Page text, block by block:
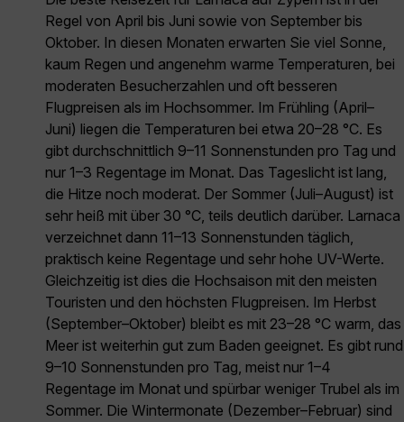
Regel von April bis Juni sowie von September bis
Oktober. In diesen Monaten erwarten Sie viel Sonne,
kaum Regen und angenehm warme Temperaturen, bei
moderaten Besucherzahlen und oft besseren
Flugpreisen als im Hochsommer. Im Frühling (April–
Juni) liegen die Temperaturen bei etwa 20–28 °C. Es
gibt durchschnittlich 9–11 Sonnenstunden pro Tag und
nur 1–3 Regentage im Monat. Das Tageslicht ist lang,
die Hitze noch moderat. Der Sommer (Juli–August) ist
sehr heiß mit über 30 °C, teils deutlich darüber. Larnaca
verzeichnet dann 11–13 Sonnenstunden täglich,
praktisch keine Regentage und sehr hohe UV-Werte.
Gleichzeitig ist dies die Hochsaison mit den meisten
Touristen und den höchsten Flugpreisen. Im Herbst
(September–Oktober) bleibt es mit 23–28 °C warm, das
Meer ist weiterhin gut zum Baden geeignet. Es gibt rund
9–10 Sonnenstunden pro Tag, meist nur 1–4
Regentage im Monat und spürbar weniger Trubel als im
Sommer. Die Wintermonate (Dezember–Februar) sind